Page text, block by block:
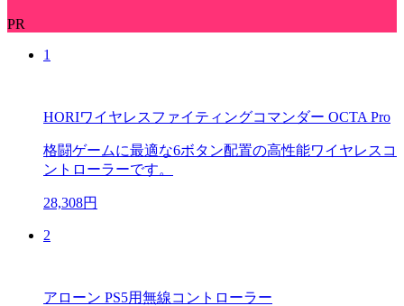
PR
1
HORIワイヤレスファイティングコマンダー OCTA Pro
格闘ゲームに最適な6ボタン配置の高性能ワイヤレスコ
ントローラーです。
28,308円
2
アローン PS5用無線コントローラー